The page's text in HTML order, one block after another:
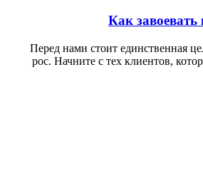
Как
Перед нами стоит единственная
рос. Начните с тех клиентов,